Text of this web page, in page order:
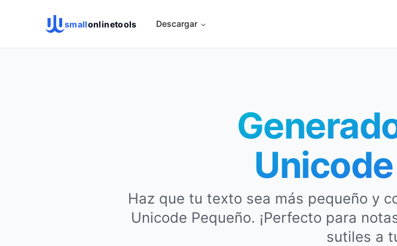
smallonlinetools Descargar
Haz que tu texto sea más pequeño y
Unicode Pequeño. ¡Perfecto para
sutiles a